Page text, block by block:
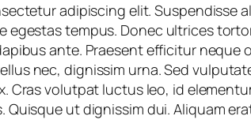
adipiscing elit. Suspendisse
egestas tempus. Donec ultrices
ante. Praesent efficitur neque
nec, dignissim urna. Sed
Cras volutpat luctus leo, id
Quisque ut dignissim dui. Aliquam